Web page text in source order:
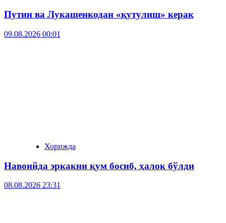
Путин ва Лукашенкодан «қутулиш» керак
09.08.2026 00:01
Хорижда
Навоийда эркакни қум босиб, ҳалок бўлди
08.08.2026 23:31